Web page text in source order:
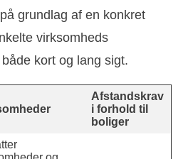
grundlag af en konkret
virksomheds
kort og lang sigt.
Afstandskrav
i forhold til
boliger